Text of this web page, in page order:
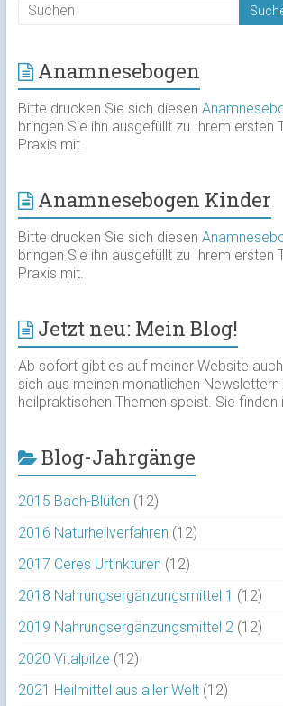
Anamnesebogen
Bitte drucken Sie sich diesen
bringen Sie ihn ausgefüllt zu Ihrem ersten
Praxis mit.
Anamnesebogen Kinder
Bitte drucken Sie sich diesen
bringen Sie ihn ausgefüllt zu Ihrem ersten
Praxis mit.
Jetzt neu: Mein Blog!
Ab sofort gibt es auf meiner Website
sich aus meinen monatlichen Newslettern
heilpraktischen Themen speist. Sie finden
Blog-Jahrgänge
2015 Bach-Blüten (12)
2016 Naturheilverfahren (12)
2017 Ceres Urtinkturen (12)
2018 Nahrungsergänzungsmittel 1 (12)
2019 Nahrungsergänzungsmittel 2 (12)
2020 Vitalpilze (12)
2021 Heilmittel aus aller Welt(12)